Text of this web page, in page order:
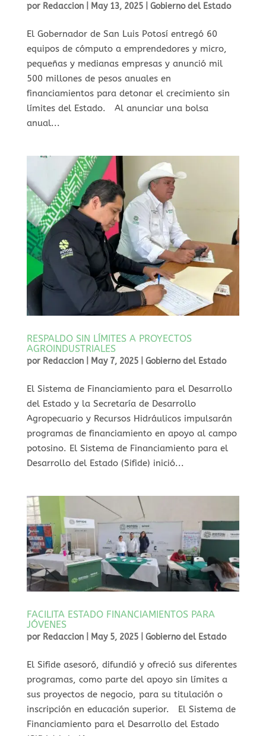
por Redaccion| May 13, 2025| Gobierno del Estado
⁠El Gobernador de San Luis Potosí entregó 60
equipos de cómputo a emprendedores y micro,
pequeñas y medianas empresas y anunció mil
500 millones de pesos anuales en
financiamientos para detonar el crecimiento sin
límites del Estado. Al anunciar una bolsa
anual...
RESPALDO SIN LÍMITES A PROYECTOS
AGROINDUSTRIALES
por Redaccion| May 7, 2025| Gobierno del Estado
⁠El Sistema de Financiamiento para el Desarrollo
del Estado y la Secretaría de Desarrollo
Agropecuario y Recursos Hidráulicos impulsarán
programas de financiamiento en apoyo al campo
potosino. El Sistema de Financiamiento para el
Desarrollo del Estado (Sifide) inició...
FACILITA ESTADO FINANCIAMIENTOS PARA
JÓVENES
por Redaccion| May 5, 2025| Gobierno del Estado
⁠El Sifide asesoró, difundió y ofreció sus diferentes
programas, como parte del apoyo sin límites a
sus proyectos de negocio, para su titulación o
inscripción en educación superior. El Sistema de
Financiamiento para el Desarrollo del Estado